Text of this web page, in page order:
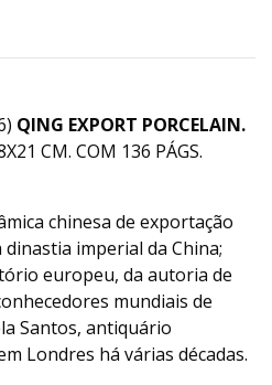
QING EXPORT PORCELAIN.
CM. COM 136 PÁGS.
chinesa de exportação
imperial da China;
europeu, da autoria de
mundiais de
Santos, antiquário
Londres há várias décadas.